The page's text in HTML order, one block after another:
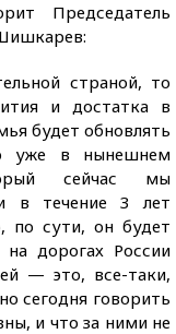
Председатель
страной, то
и достатка в
будет обновлять
уже в нынешнем
сейчас мы
в течение 3 лет
по сути, он будет
дорогах России
— это, все-таки,
сегодня говорить
и что за ними не